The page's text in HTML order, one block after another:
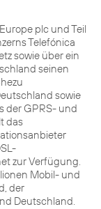
Europe plc und Teil
Telefónica
sowie über ein
seinen
sowie
der GPRS- und
das
zur Verfügung.
Mobil- und
der
Deutschland.